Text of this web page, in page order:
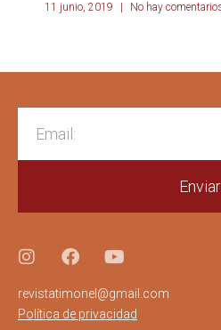
11 junio, 2019 No hay
Enviar
revistatimonel@gmail.com
Política de privacidad